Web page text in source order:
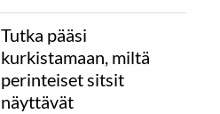
Tutka pääsi
kurkistamaan, miltä
perinteiset sitsit
näyttävät